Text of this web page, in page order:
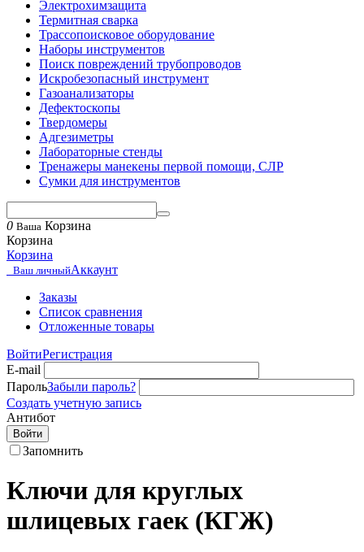
Электрохимзащита
Термитная сварка
Трассопоисковое оборудование
Наборы инструментов
Поиск повреждений трубопроводов
Искробезопасный инструмент
Газоанализаторы
Дефектоскопы
Твердомеры
Адгезиметры
Лабораторные стенды
Тренажеры манекены первой помощи, СЛР
Сумки для инструментов
0 Ваша Корзина
Корзина
Корзина
Ваш личныйАккаунт
Заказы
Список сравнения
Отложенные товары
ВойтиРегистрация
E-mail
ПарольЗабыли пароль?
Создать учетную запись
Антибот
Войти
Запомнить
Ключи для круглых
шлицевых гаек (КГЖ)